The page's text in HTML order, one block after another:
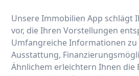
Unsere Immobilien App schlägt
vor, die Ihren Vorstellungen
Umfangreiche Informationen zu
Ausstattung,
Ähnlichem erleichtern Ihnen